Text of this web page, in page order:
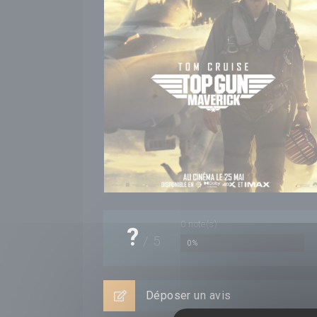
? 5
0 note(s)
0%
Déposer un avis